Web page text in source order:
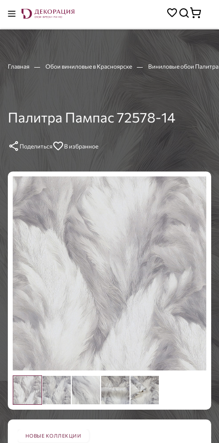
Главная Обои виниловые в Красноярске Виниловые обои
Палитра Пампас 72578-14
Поделиться В избранное
НОВЫЕ КОЛЛЕКЦИИ